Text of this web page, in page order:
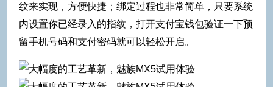
纹来实现，方便快捷；绑定过程也非常简单，只要系统
内设置你已经录入的指纹，打开支付宝钱包验证一下预
留手机号码和支付密码就可以轻松开启。